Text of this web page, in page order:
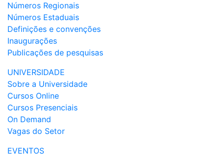
Números Regionais
Números Estaduais
Definições e convenções
Inaugurações
Publicações de pesquisas
UNIVERSIDADE
Sobre a Universidade
Cursos Online
Cursos Presenciais
On Demand
Vagas do Setor
EVENTOS